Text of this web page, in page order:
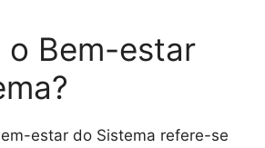
o Bem-estar
estar do Sistema refere-se